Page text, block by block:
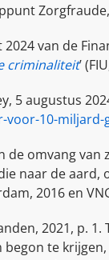
Zorgfraude,
van de
criminaliteit’
5 augustus
10-miljard-
omvang van
naar de
2016 en
2021, p.
te